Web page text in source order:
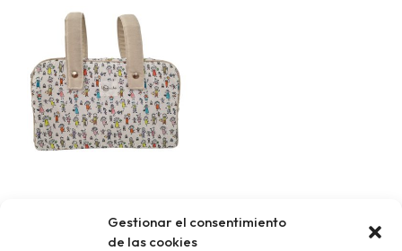
Gestionar el consentimiento
de las cookies